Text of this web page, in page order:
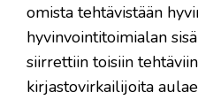
omista tehtävistään
hyvinvointitoimialan
siirrettiin toisiin
kirjastovirkailijoita